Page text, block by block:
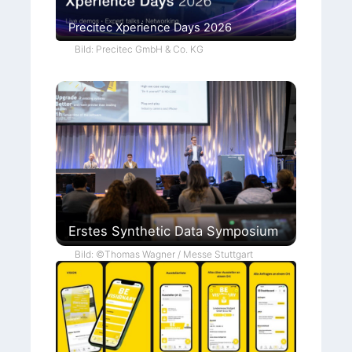
Precitec Xperience Days 2026
Bild: Precitec GmbH & Co. KG
Erstes Synthetic Data Symposium
Bild: ©Thomas Wagner / Messe Stuttgart